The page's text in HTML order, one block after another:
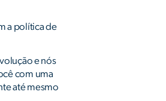
a política de
e nós
com uma
até mesmo